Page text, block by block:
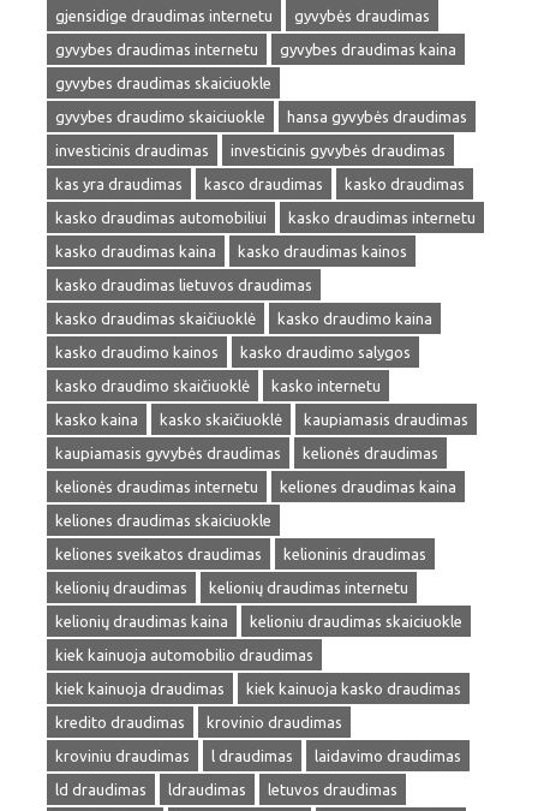
gjensidige draudimas internetu
gyvybės draudimas
gyvybes draudimas internetu
gyvybes draudimas kaina
gyvybes draudimas skaiciuokle
gyvybes draudimo skaiciuokle
hansa gyvybės draudimas
investicinis draudimas
investicinis gyvybės draudimas
kas yra draudimas
kasco draudimas
kasko draudimas
kasko draudimas automobiliui
kasko draudimas internetu
kasko draudimas kaina
kasko draudimas kainos
kasko draudimas lietuvos draudimas
kasko draudimas skaičiuoklė
kasko draudimo kaina
kasko draudimo kainos
kasko draudimo salygos
kasko draudimo skaičiuoklė
kasko internetu
kasko kaina
kasko skaičiuoklė
kaupiamasis draudimas
kaupiamasis gyvybės draudimas
kelionės draudimas
kelionės draudimas internetu
keliones draudimas kaina
keliones draudimas skaiciuokle
keliones sveikatos draudimas
kelioninis draudimas
kelionių draudimas
kelionių draudimas internetu
kelionių draudimas kaina
kelioniu draudimas skaiciuokle
kiek kainuoja automobilio draudimas
kiek kainuoja draudimas
kiek kainuoja kasko draudimas
kredito draudimas
krovinio draudimas
kroviniu draudimas
l draudimas
laidavimo draudimas
ld draudimas
ldraudimas
letuvos draudimas